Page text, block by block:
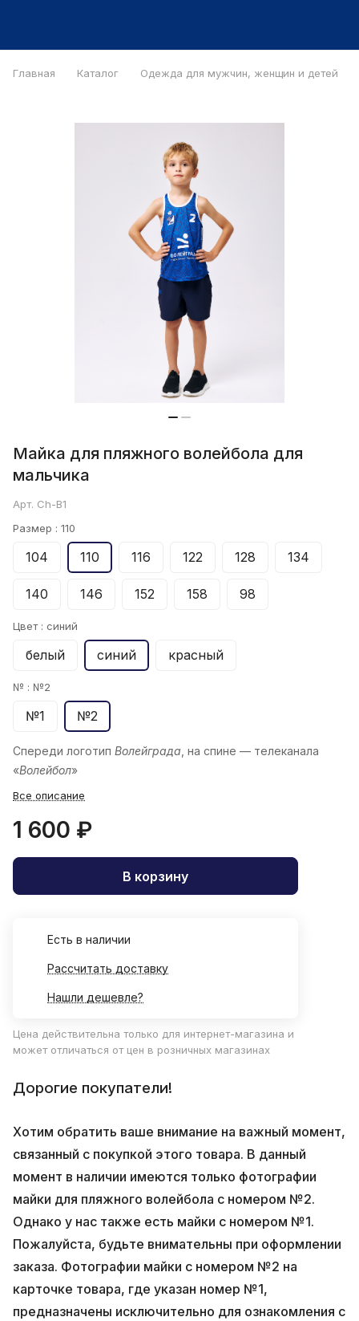
Главная Каталог Одежда для мужчин, женщин и детей
Майка для пляжного волейбола для
мальчика
Арт. Ch-B1
Размер : 110
104 110 116 122 128 134
140 146 152 158 98
Цвет : синий
белый синий красный
№ : №2
№1 №2
Спереди логотип Волейграда, на спине — телеканала
«Волейбол»
Все описание
1 600 ₽
В корзину
Есть в наличии
Рассчитать доставку
Нашли дешевле?
Цена действительна только для интернет-магазина и
может отличаться от цен в розничных магазинах
Дорогие покупатели!
Хотим обратить ваше внимание на важный момент,
связанный с покупкой этого товара. В данный
момент в наличии имеются только фотографии
майки для пляжного волейбола с номером №2.
Однако у нас также есть майки с номером №1.
Пожалуйста, будьте внимательны при оформлении
заказа. Фотографии майки с номером №2 на
карточке товара, где указан номер №1,
предназначены исключительно для ознакомления с